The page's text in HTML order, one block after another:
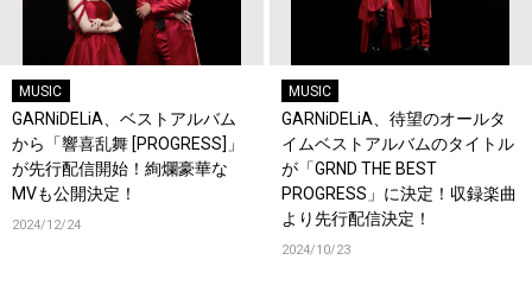
MUSIC
GARNiDELiA、ベストアルバム
から「響喜乱舞 [PROGRESS]」
が先行配信開始！絢爛豪華な
MVも公開決定！
2024/12/24
MUSIC
GARNiDELiA、待望のオールタ
イムベストアルバムのタイトル
が「GRND THE BEST
PROGRESS」に決定！収録楽曲
より先行配信決定！
2024/10/23